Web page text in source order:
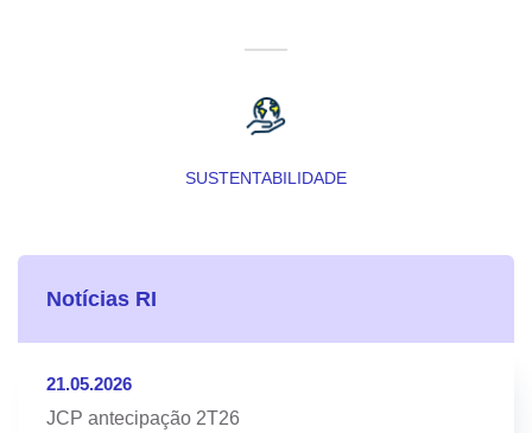
SUSTENTABILIDADE
Notícias RI
21.05.2026
JCP antecipação 2T26